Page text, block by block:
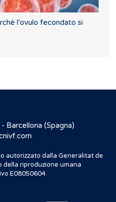
l'ovulo fecondato si
Barcellona (Spagna)
autorizzato dalla Generalitat de
della riproduzione umana
E08050604.